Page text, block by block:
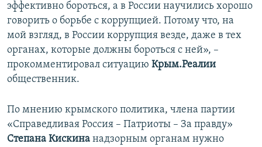
эффективно бороться, а в России научились хорошо
говорить о борьбе с коррупцией. Потому что, на
мой взгляд, в России коррупция везде, даже в тех
органах, которые должны бороться с ней», –
прокомментировал ситуацию Крым.Реалии
общественник.
По мнению крымского политика, члена партии
«Справедливая Россия – Патриоты – За правду»
Степана Кискина надзорным органам нужно